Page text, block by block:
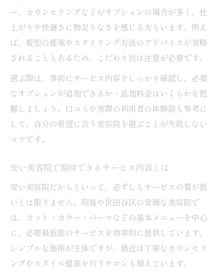
ー、カウンセリングなどがオプションの場合が多く、仕
上がりや快適さに物足りなさを感じる方もいます。例え
ば、髪型の提案やスタイリング方法のアドバイスが省略
されることもあるため、こだわり派は注意が必要です。
選ぶ際は、事前にサービス内容をしっかり確認し、必要
なオプションが追加できるか・追加料金はいくらかを把
握しましょう。口コミや実際の利用者の体験談も参考に
して、自分の希望に合う美容院を選ぶことが失敗しない
コツです。
安い美容院で期待できるサービス内容とは
安い美容院だからといって、必ずしもサービスの質が低
いとは限りません。昭島や世田谷区の安価な美容院で
は、カット・カラー・パーマなどの基本メニューを中心
に、必要最低限のサービスを効率的に提供しています。
シンプルな施術が主体ですが、最近は丁寧なカウンセリ
ングやスタイル提案を行うサロンも増えています。